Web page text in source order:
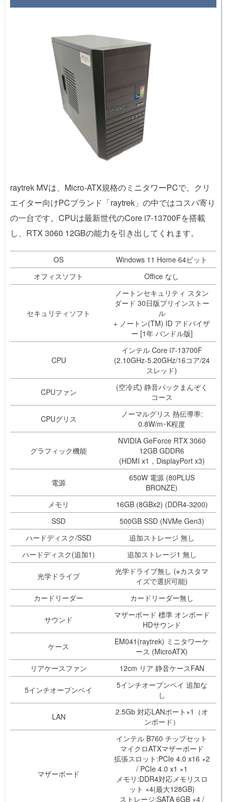
raytrek MVは、Micro-ATX規格のミニタワーPCで、クリ
エイター向けPCブランド「raytrek」の中ではコスパ寄り
の一台です。CPUは最新世代のCore i7-13700Fを搭載
し、RTX 3060 12GBの能力を引き出してくれます。
OS
Windows 11 Home 64ビット
オフィスソフト
Office なし
セキュリティソフト
ノートンセキュリティ スタン
ダード 30日版プリインストー
ル
+ ノートン(TM) ID アドバイザ
ー [1年 バンドル版]
CPU
インテル Core i7-13700F
(2.10GHz-5.20GHz/16コア/24
スレッド)
CPUファン
(空冷式) 静音パックまんぞく
コース
CPUグリス
ノーマルグリス 熱伝導率:
0.8W/m･K程度
グラフィック機能
NVIDIA GeForce RTX 3060
12GB GDDR6
(HDMI x1，DisplayPort x3)
電源
650W 電源 (80PLUS
BRONZE)
メモリ
16GB (8GBx2) (DDR4-3200)
SSD
500GB SSD (NVMe Gen3)
ハードディスク/SSD
追加ストレージ 無し
ハードディスク(追加1)
追加ストレージ1 無し
光学ドライブ
光学ドライブ無し (※カスタマ
イズで選択可能)
カードリーダー
カードリーダー無し
サウンド
マザーボード 標準 オンボード
HDサウンド
ケース
EM041(raytrek) ミニタワーケ
ース (MicroATX)
リアケースファン
12cm リア 静音ケースFAN
5インチオープンベイ
5インチオープンベイ 追加な
し
LAN
2.5Gb 対応LANポート×1（オ
ンボード）
マザーボード
インテル B760 チップセット
マイクロATXマザーボード
拡張スロット:PCIe 4.0 x16 ×2
/ PCIe 4.0 x1 ×1
メモリ:DDR4対応メモリスロ
ット ×4(最大128GB)
ストレージ:SATA 6GB ×4 /